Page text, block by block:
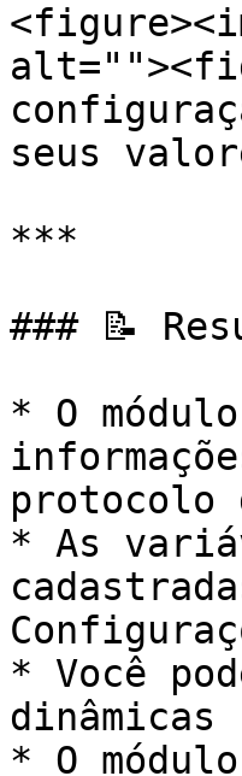
seus
***
### 📝
* O
protocolo
* As
* Você
* O